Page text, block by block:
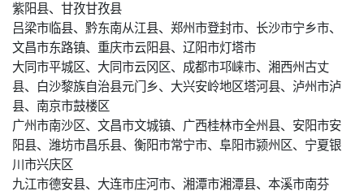
紫阳县、甘孜甘孜县
吕梁市临县、黔东南从江县、郑州市登封市、长沙市宁乡市、
文昌市东路镇、重庆市云阳县、辽阳市灯塔市
大同市平城区、大同市云冈区、成都市邛崃市、湘西州古丈
县、白沙黎族自治县元门乡、大兴安岭地区塔河县、泸州市泸
县、南京市鼓楼区
广州市南沙区、文昌市文城镇、广西桂林市全州县、安阳市安
阳县、潍坊市昌乐县、衡阳市常宁市、阜阳市颍州区、宁夏银
川市兴庆区
九江市德安县、大连市庄河市、湘潭市湘潭县、本溪市南芬